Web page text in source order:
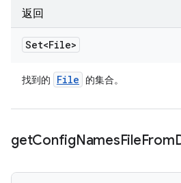
返回
Set<File>
找到的 File 的集合。
getConfigNamesFileFrom